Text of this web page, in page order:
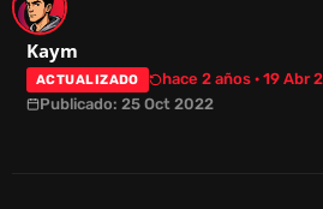
Kaym
ACTUALIZADO
hace 2 años · 19 Abr
Publicado: 25 Oct 2022